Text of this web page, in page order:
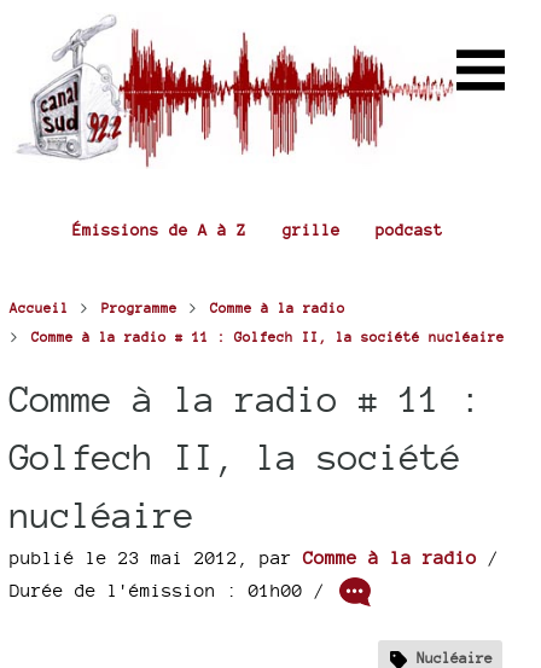
Émissions de A à Z grille podcast
Accueil > Programme > Comme à la radio
> Comme à la radio # 11 : Golfech II, la société nucléaire
Comme à la radio # 11 :
Golfech II, la société
nucléaire
publié le 23 mai 2012 parComme à la radio /
Durée de l'émission : 01h00 /
Nucléaire